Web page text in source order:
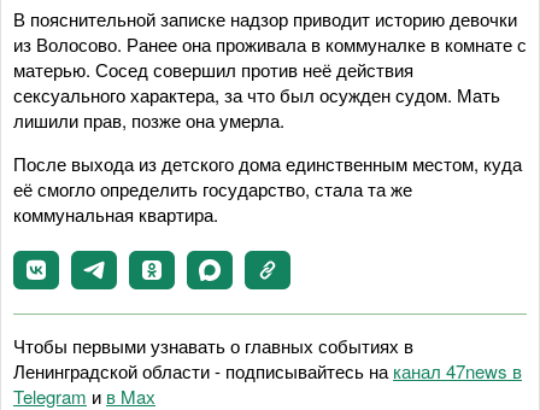
В пояснительной записке надзор приводит историю девочки
из Волосово. Ранее она проживала в коммуналке в комнате с
матерью. Сосед совершил против неё действия
сексуального характера, за что был осужден судом. Мать
лишили прав, позже она умерла.
После выхода из детского дома единственным местом, куда
её смогло определить государство, стала та же
коммунальная квартира.
Чтобы первыми узнавать о главных событиях в
Ленинградской области - подписывайтесь на канал 47news в
Telegram и в Maх